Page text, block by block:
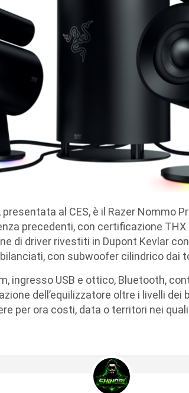
al CES, è il Razer Nommo
precedenti, con certificazione
di driver rivestiti in Dupont Kevlar
con subwoofer cilindrico dai
ingresso USB e ottico, Bluetooth,
dell’equilizzatore oltre i livelli dei
per ora costi, data o territori nei